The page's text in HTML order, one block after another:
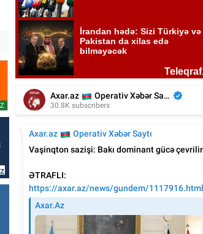
Türkiyəli aktyor azərbaycanlı rejissorun